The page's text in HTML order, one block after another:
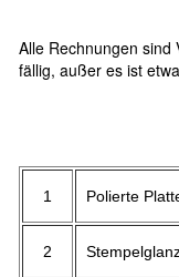
Alle Rechnungen sind
fällig, außer es ist
1 Polierte
2